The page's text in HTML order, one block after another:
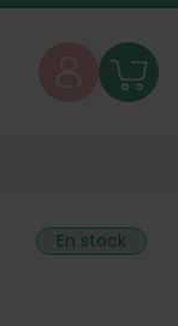
En stock